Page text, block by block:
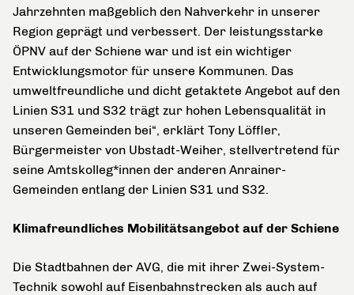
Jahrzehnten maßgeblich den Nahverkehr in unserer
Region geprägt und verbessert. Der leistungsstarke
ÖPNV auf der Schiene war und ist ein wichtiger
Entwicklungsmotor für unsere Kommunen. Das
umweltfreundliche und dicht getaktete Angebot auf den
Linien S31 und S32 trägt zur hohen Lebensqualität in
unseren Gemeinden bei“, erklärt Tony Löffler,
Bürgermeister von Ubstadt-Weiher, stellvertretend für
seine Amtskolleg*innen der anderen Anrainer-
Gemeinden entlang der Linien S31 und S32.
Klimafreundliches Mobilitätsangebot auf der Schiene
Die Stadtbahnen der AVG, die mit ihrer Zwei-System-
Technik sowohl auf Eisenbahnstrecken als auch auf